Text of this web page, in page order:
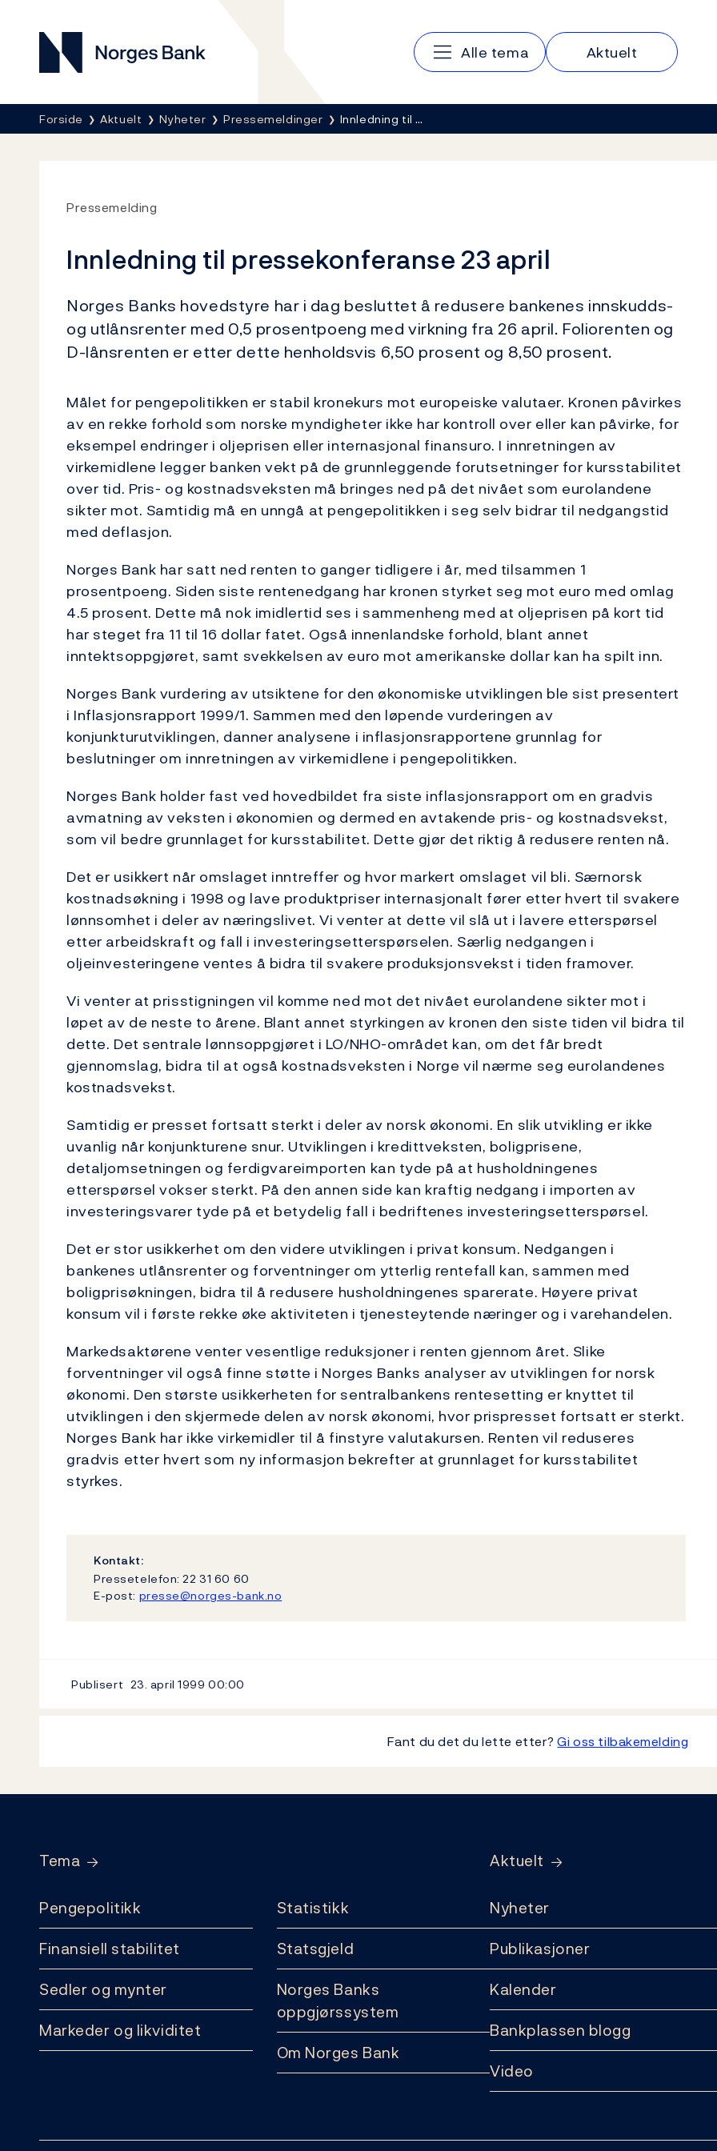
Norges Bank
Hovedmeny
Alle tema Aktuelt
Her er du nå:
Forside Aktuelt Nyheter Pressemeldinger Innledning til …
Pressemelding
Innledning til pressekonferanse 23 april
Norges Banks hovedstyre har i dag besluttet å redusere bankenes innskudds-
og utlånsrenter med 0,5 prosentpoeng med virkning fra 26 april. Foliorenten og
D-lånsrenten er etter dette henholdsvis 6,50 prosent og 8,50 prosent.
Målet for pengepolitikken er stabil kronekurs mot europeiske valutaer. Kronen påvirkes
av en rekke forhold som norske myndigheter ikke har kontroll over eller kan påvirke, for
eksempel endringer i oljeprisen eller internasjonal finansuro. I innretningen av
virkemidlene legger banken vekt på de grunnleggende forutsetninger for kursstabilitet
over tid. Pris- og kostnadsveksten må bringes ned på det nivået som eurolandene
sikter mot. Samtidig må en unngå at pengepolitikken i seg selv bidrar til nedgangstid
med deflasjon.
Norges Bank har satt ned renten to ganger tidligere i år, med tilsammen 1
prosentpoeng. Siden siste rentenedgang har kronen styrket seg mot euro med omlag
4.5 prosent. Dette må nok imidlertid ses i sammenheng med at oljeprisen på kort tid
har steget fra 11 til 16 dollar fatet. Også innenlandske forhold, blant annet
inntektsoppgjøret, samt svekkelsen av euro mot amerikanske dollar kan ha spilt inn.
Norges Bank vurdering av utsiktene for den økonomiske utviklingen ble sist presentert
i Inflasjonsrapport 1999/1. Sammen med den løpende vurderingen av
konjunkturutviklingen, danner analysene i inflasjonsrapportene grunnlag for
beslutninger om innretningen av virkemidlene i pengepolitikken.
Norges Bank holder fast ved hovedbildet fra siste inflasjonsrapport om en gradvis
avmatning av veksten i økonomien og dermed en avtakende pris- og kostnadsvekst,
som vil bedre grunnlaget for kursstabilitet. Dette gjør det riktig å redusere renten nå.
Det er usikkert når omslaget inntreffer og hvor markert omslaget vil bli. Særnorsk
kostnadsøkning i 1998 og lave produktpriser internasjonalt fører etter hvert til svakere
lønnsomhet i deler av næringslivet. Vi venter at dette vil slå ut i lavere etterspørsel
etter arbeidskraft og fall i investeringsetterspørselen. Særlig nedgangen i
oljeinvesteringene ventes å bidra til svakere produksjonsvekst i tiden framover.
Vi venter at prisstigningen vil komme ned mot det nivået eurolandene sikter mot i
løpet av de neste to årene. Blant annet styrkingen av kronen den siste tiden vil bidra til
dette. Det sentrale lønnsoppgjøret i LO/NHO-området kan, om det får bredt
gjennomslag, bidra til at også kostnadsveksten i Norge vil nærme seg eurolandenes
kostnadsvekst.
Samtidig er presset fortsatt sterkt i deler av norsk økonomi. En slik utvikling er ikke
uvanlig når konjunkturene snur. Utviklingen i kredittveksten, boligprisene,
detaljomsetningen og ferdigvareimporten kan tyde på at husholdningenes
etterspørsel vokser sterkt. På den annen side kan kraftig nedgang i importen av
investeringsvarer tyde på et betydelig fall i bedriftenes investeringsetterspørsel.
Det er stor usikkerhet om den videre utviklingen i privat konsum. Nedgangen i
bankenes utlånsrenter og forventninger om ytterlig rentefall kan, sammen med
boligprisøkningen, bidra til å redusere husholdningenes sparerate. Høyere privat
konsum vil i første rekke øke aktiviteten i tjenesteytende næringer og i varehandelen.
Markedsaktørene venter vesentlige reduksjoner i renten gjennom året. Slike
forventninger vil også finne støtte i Norges Banks analyser av utviklingen for norsk
økonomi. Den største usikkerheten for sentralbankens rentesetting er knyttet til
utviklingen i den skjermede delen av norsk økonomi, hvor prispresset fortsatt er sterkt.
Norges Bank har ikke virkemidler til å finstyre valutakursen. Renten vil reduseres
gradvis etter hvert som ny informasjon bekrefter at grunnlaget for kursstabilitet
styrkes.
Kontakt:
Pressetelefon: 22 31 60 60
E-post: presse@norges-bank.no
Publisert 23. april 199900:00
Fant du det du lette etter?Gi oss tilbakemelding
Tema
Pengepolitikk
Finansiell stabilitet
Sedler og mynter
Markeder og likviditet
Statistikk
Statsgjeld
Norges Banks
oppgjørssystem
Om Norges Bank
Aktuelt
Nyheter
Publikasjoner
Kalender
Bankplassen blogg
Video